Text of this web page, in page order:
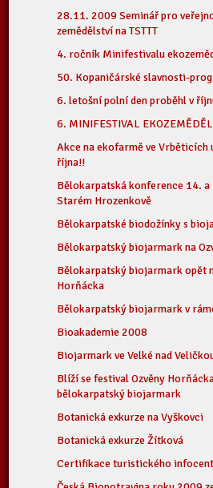
28.11. 2009 Seminář pro
zemědělství na TSTTT
4. ročník Minifestivalu
50. Kopaničárské slavnosti-
6. letošní polní den proběhl v
6. MINIFESTIVAL
Akce na ekofarmě ve Vrběticích
října!!
Bělokarpatská konference 14. a
Starém Hrozenkově
Bělokarpatské biodožínky s
Bělokarpatský biojarmark na
Bělokarpatský biojarmark opět
Horňácka
Bělokarpatský biojarmark v
Bioakademie 2008
Biojarmark ve Velké nad
Blíží se festival Ozvěny
bělokarpatský biojarmark
Botanická exkurze na Vyškovci
Botanická exkurze Žítková
Certifikace turistického